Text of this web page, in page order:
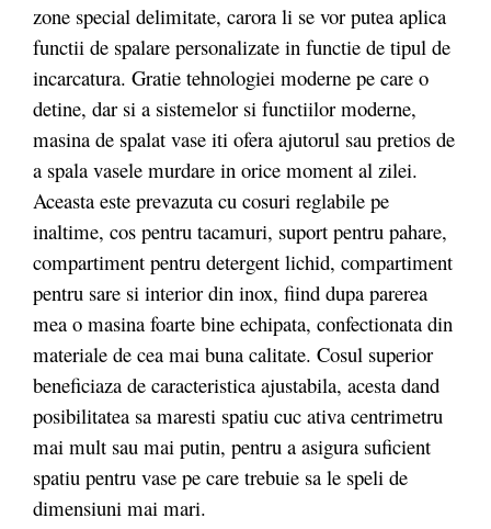
zone special delimitate, carora li se vor putea aplica
functii de spalare personalizate in functie de tipul de
incarcatura. Gratie tehnologiei moderne pe care o
detine, dar si a sistemelor si functiilor moderne,
masina de spalat vase iti ofera ajutorul sau pretios de
a spala vasele murdare in orice moment al zilei.
Aceasta este prevazuta cu cosuri reglabile pe
inaltime, cos pentru tacamuri, suport pentru pahare,
compartiment pentru detergent lichid, compartiment
pentru sare si interior din inox, fiind dupa parerea
mea o masina foarte bine echipata, confectionata din
materiale de cea mai buna calitate. Cosul superior
beneficiaza de caracteristica ajustabila, acesta dand
posibilitatea sa maresti spatiu cuc ativa centrimetru
mai mult sau mai putin, pentru a asigura suficient
spatiu pentru vase pe care trebuie sa le speli de
dimensiuni mai mari.